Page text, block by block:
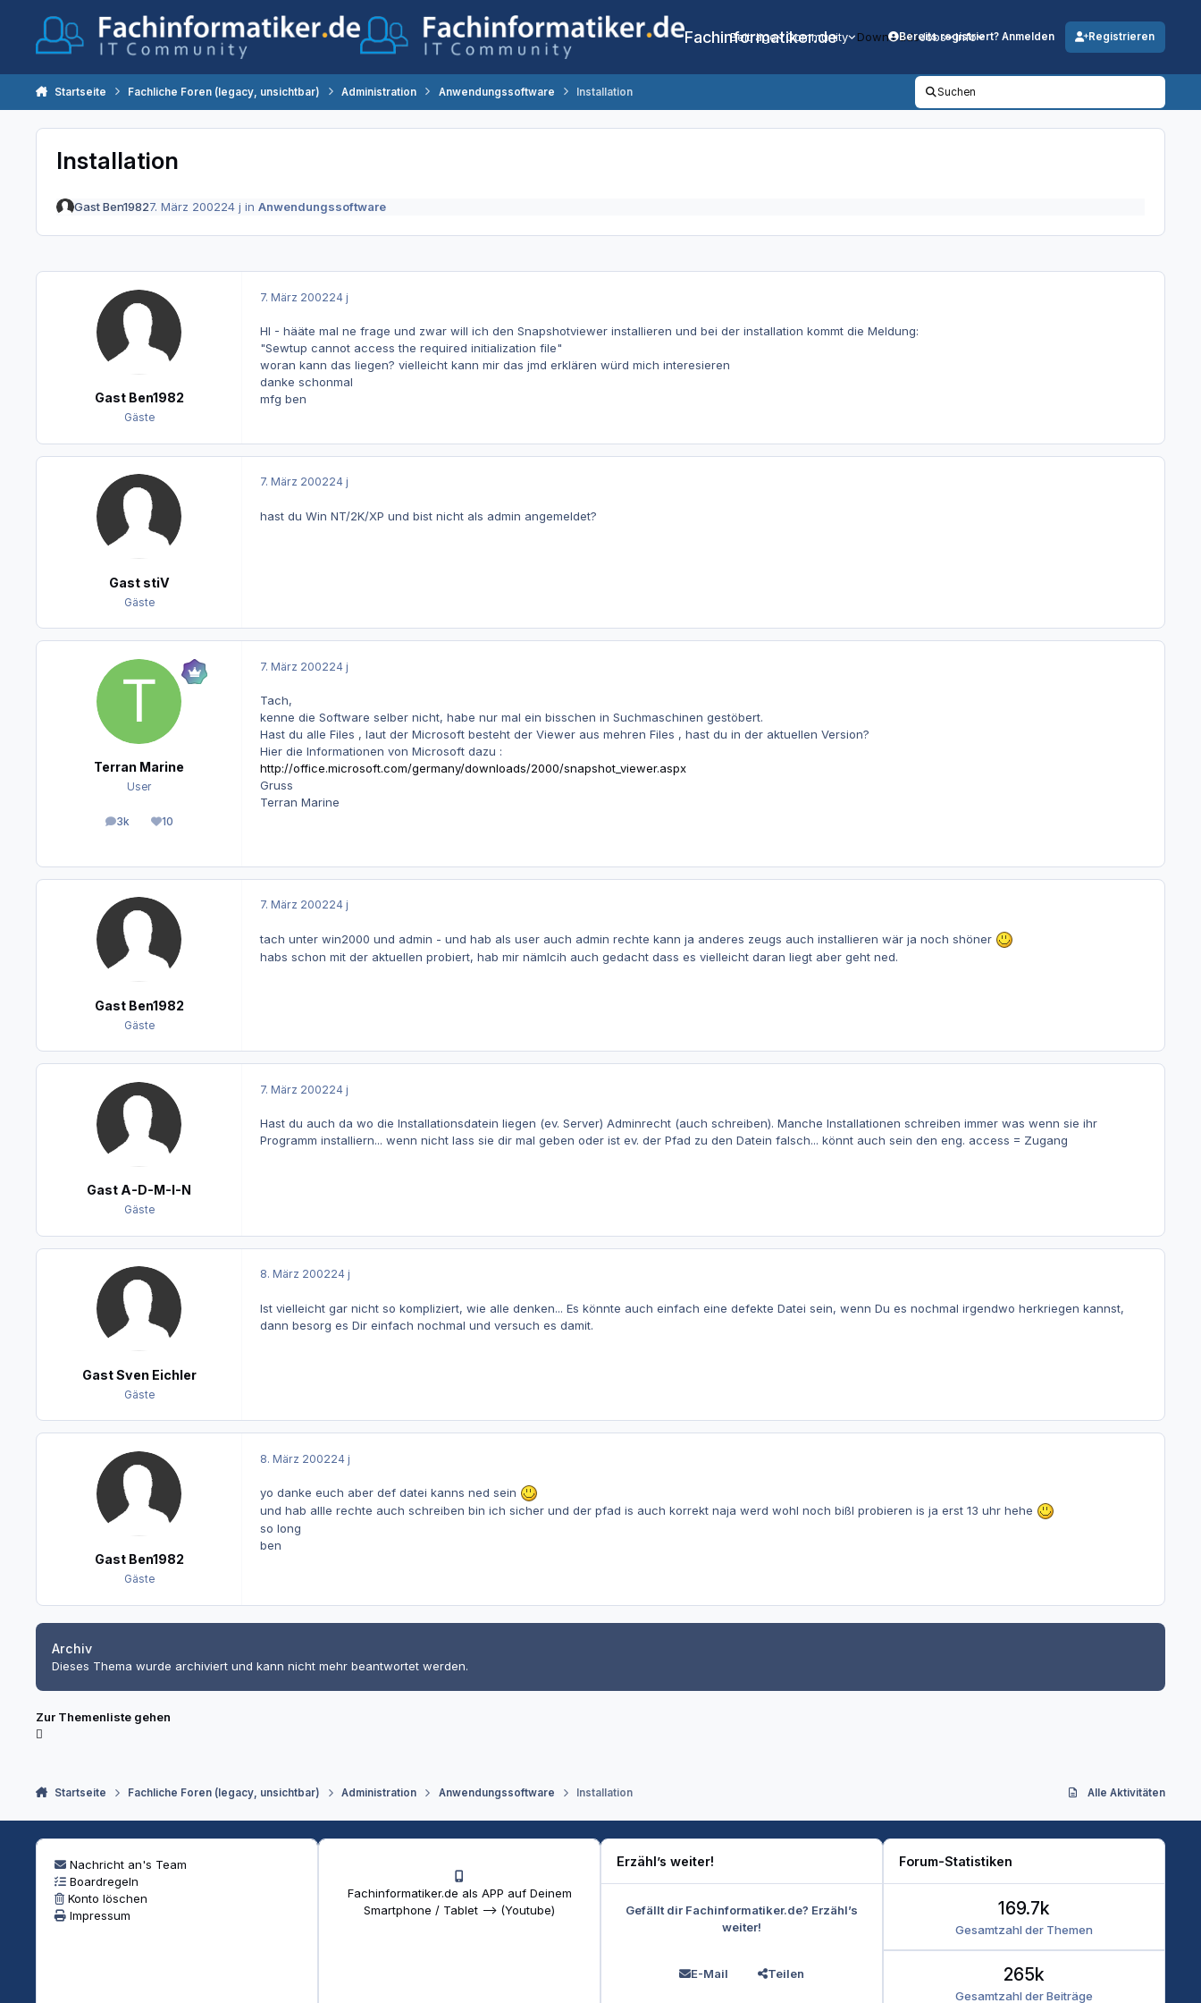
Fachinformatiker.de
Beiträge Community DownloadsJobs Info
Bereits registriert? Anmelden Registrieren
Startseite Fachliche Foren (legacy, unsichtbar) Administration Anwendungssoftware Installation Suchen
Installation
Gast Ben19827. März 200224 j in Anwendungssoftware
Gast Ben1982
Gäste
7. März 200224 j
HI - hääte mal ne frage und zwar will ich den Snapshotviewer installieren und bei der installation kommt die Meldung:
"Sewtup cannot access the required initialization file"
woran kann das liegen? vielleicht kann mir das jmd erklären würd mich interesieren
danke schonmal
mfg ben
Gast stiV
Gäste
7. März 200224 j
hast du Win NT/2K/XP und bist nicht als admin angemeldet?
Terran Marine
User
3k
Beiträge10
Reputation
7. März 200224 j
Tach,
kenne die Software selber nicht, habe nur mal ein bisschen in Suchmaschinen gestöbert.
Hast du alle Files , laut der Microsoft besteht der Viewer aus mehren Files , hast du in der aktuellen Version?
Hier die Informationen von Microsoft dazu :
http://office.microsoft.com/germany/downloads/2000/snapshot_viewer.aspx
Gruss
Terran Marine
Gast Ben1982
Gäste
7. März 200224 j
tach unter win2000 und admin - und hab als user auch admin rechte kann ja anderes zeugs auch installieren wär ja noch shöner
habs schon mit der aktuellen probiert, hab mir nämlcih auch gedacht dass es vielleicht daran liegt aber geht ned.
Gast A-D-M-I-N
Gäste
7. März 200224 j
Hast du auch da wo die Installationsdatein liegen (ev. Server) Adminrecht (auch schreiben). Manche Installationen schreiben immer was wenn sie ihr
Programm installiern... wenn nicht lass sie dir mal geben oder ist ev. der Pfad zu den Datein falsch... könnt auch sein den eng. access = Zugang
Gast Sven Eichler
Gäste
8. März 200224 j
Ist vielleicht gar nicht so kompliziert, wie alle denken... Es könnte auch einfach eine defekte Datei sein, wenn Du es nochmal irgendwo herkriegen kannst,
dann besorg es Dir einfach nochmal und versuch es damit.
Gast Ben1982
Gäste
8. März 200224 j
yo danke euch aber def datei kanns ned sein
und hab allle rechte auch schreiben bin ich sicher und der pfad is auch korrekt naja werd wohl noch bißl probieren is ja erst 13 uhr hehe
so long
ben
Archiv
Dieses Thema wurde archiviert und kann nicht mehr beantwortet werden.
Zur Themenliste gehen
Startseite Fachliche Foren (legacy, unsichtbar) Administration Anwendungssoftware Installation Alle Aktivitäten
Nachricht an's Team
Boardregeln
Konto löschen
Impressum
Fachinformatiker.de als APP auf Deinem
Smartphone / Tablet --> (Youtube)
Erzähl’s weiter!
Gefällt dir Fachinformatiker.de? Erzähl’s
weiter!
E-Mail Teilen
Forum-Statistiken
Gesamtzahl der Themen
169.7k
Gesamtzahl der Beiträge
265k